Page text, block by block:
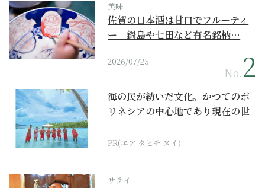
美味
佐賀の日本酒は甘口でフルーティ
ー｜鍋島や七田など有名銘柄…
2026/07/25
No.
海の民が紡いだ文化。かつてのポ
リネシアの中心地であり現在の世
PR(エア タヒチ ヌイ)
サライ